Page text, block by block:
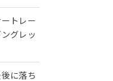
トレー
グレッ
に落ち